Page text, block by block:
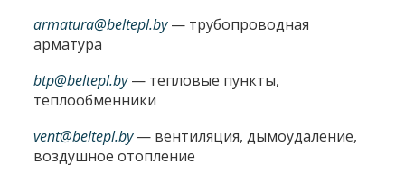
armatura@beltepl.by— трубопроводная
арматура
btp@beltepl.by— тепловые пункты,
теплообменники
vent@beltepl.by— вентиляция, дымоудаление,
воздушное отопление